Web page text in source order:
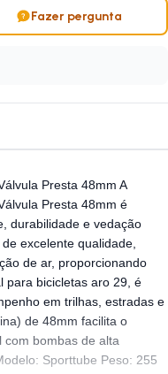
Fazer pergunta
Presta 48mm A
Presta 48mm é
durabilidade e vedação
excelente qualidade,
de ar, proporcionando
para bicicletas aro 29, é
em trilhas, estradas e
de 48mm facilita o
bombas de alta
Sporttube Peso: 255